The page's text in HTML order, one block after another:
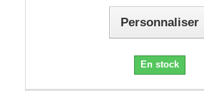
Personnaliser
En stock